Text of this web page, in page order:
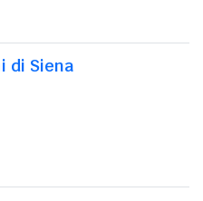
di Siena